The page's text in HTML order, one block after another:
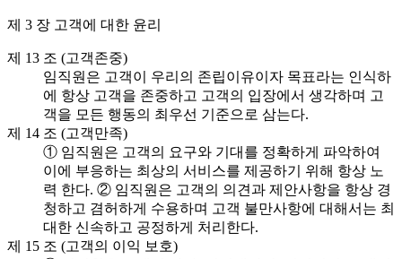
제 3 장 고객에 대한 윤리
제 13 조 (고객존중)
임직원은 고객이 우리의 존립이유이자 목표라는 인식하
에 항상 고객을 존중하고 고객의 입장에서 생각하며 고
객을 모든 행동의 최우선 기준으로 삼는다.
제 14 조 (고객만족)
① 임직원은 고객의 요구와 기대를 정확하게 파악하여
이에 부응하는 최상의 서비스를 제공하기 위해 항상 노
력 한다. ② 임직원은 고객의 의견과 제안사항을 항상 경
청하고 겸허하게 수용하며 고객 불만사항에 대해서는 최
대한 신속하고 공정하게 처리한다.
제 15 조 (고객의 이익 보호)